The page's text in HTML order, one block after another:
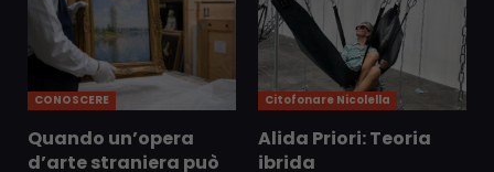
CONOSCERE
Quando un’opera
d’arte straniera può
Citofonare Nicolella
Alida Priori: Teoria
ibrida